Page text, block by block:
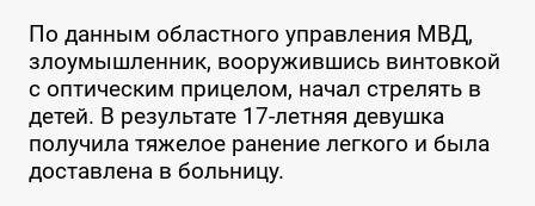
По данным областного управления МВД,
злоумышленник, вооружившись винтовкой
с оптическим прицелом, начал стрелять в
детей. В результате 17-летняя девушка
получила тяжелое ранение легкого и была
доставлена в больницу.